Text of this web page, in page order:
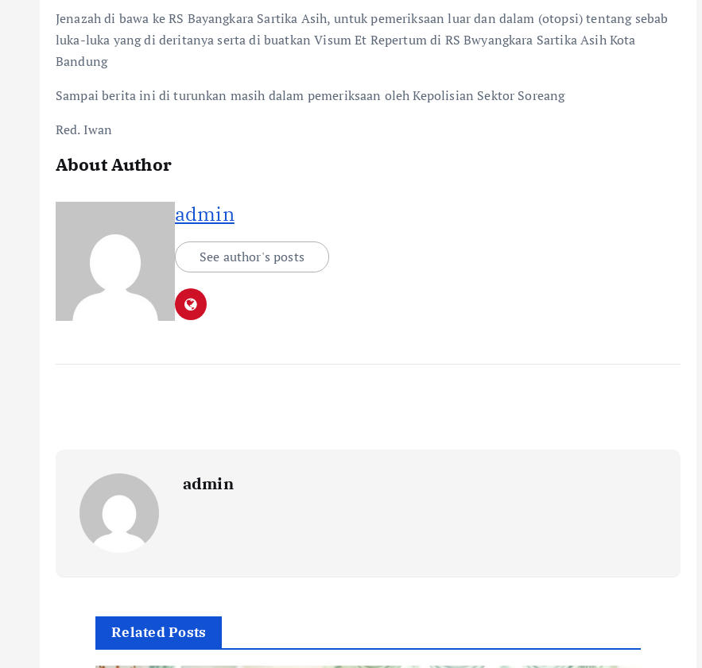
Jenazah di bawa ke RS Bayangkara Sartika Asih, untuk pemeriksaan luar dan dalam (otopsi) tentang sebab
luka-luka yang di deritanya serta di buatkan Visum Et Repertum di RS Bwyangkara Sartika Asih Kota
Bandung
Sampai berita ini di turunkan masih dalam pemeriksaan oleh Kepolisian Sektor Soreang
Red. Iwan
About Author
admin
See author's posts
admin
Related Posts